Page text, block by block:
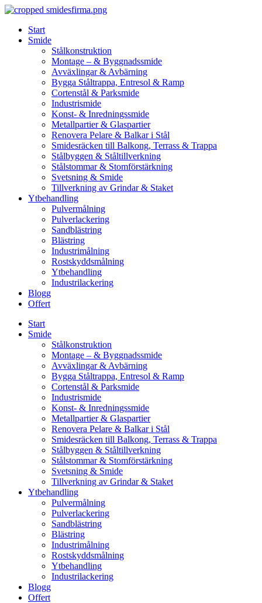
Skip
contentStart
Smide
Stålkonstruktion
Montage – & Byggnadssmide
Avväxlingar & Avbärning
Bygga Ståltrappa, Entresol & Ramp
Cortenstål & Parksmide
Industrismide
Konst- & Inredningssmide
Metallpartier & Glaspartier
Renovera Pelare & Balkar i Stål
Smidesräcken till Balkong, Terrass & Trappa
Stålbyggen & Ståltillverkning
Stålstommar & Stomförstärkning
Svetsning & Smide
Tillverkning av Grindar & Staket
Ytbehandling
Pulvermålning
Pulverlackering
Sandblästring
Blästring
Industrimålning
Rostskyddsmålning
Ytbehandling
Industrilackering
Blogg
Offert
Start
Smide
Stålkonstruktion
Montage – & Byggnadssmide
Avväxlingar & Avbärning
Bygga Ståltrappa, Entresol & Ramp
Cortenstål & Parksmide
Industrismide
Konst- & Inredningssmide
Metallpartier & Glaspartier
Renovera Pelare & Balkar i Stål
Smidesräcken till Balkong, Terrass & Trappa
Stålbyggen & Ståltillverkning
Stålstommar & Stomförstärkning
Svetsning & Smide
Tillverkning av Grindar & Staket
Ytbehandling
Pulvermålning
Pulverlackering
Sandblästring
Blästring
Industrimålning
Rostskyddsmålning
Ytbehandling
Industrilackering
Blogg
Offert